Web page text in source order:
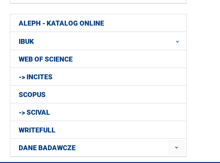
ALEPH - KATALOG ONLINE
IBUK
WEB OF SCIENCE
-> INCITES
SCOPUS
-> SCIVAL
WRITEFULL
DANE BADAWCZE